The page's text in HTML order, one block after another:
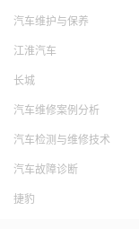
好我早有准备，
她们。欣送给我的
意，里面一句句祝
响叮当》的音
吧！”雪的话音刚
汽车维护与保养
江淮汽车
长城
汽车维修案例分析
汽车检测与维修技术
汽车故障诊断
捷豹